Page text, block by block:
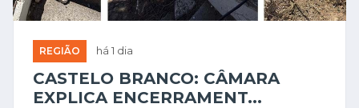
REGIÃO há 1 dia
CASTELO BRANCO: CÂMARA
EXPLICA ENCERRAMENT...